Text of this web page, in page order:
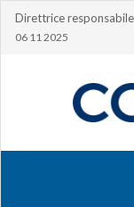
Direttrice
06 11 2025